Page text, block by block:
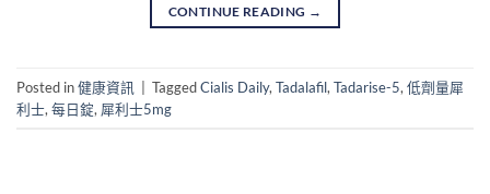
CONTINUE READING →
Posted in健康資訊 TaggedCialis Daily, Tadalafil, Tadarise-5, 低劑量犀
利士, 每日錠, 犀利士5mg